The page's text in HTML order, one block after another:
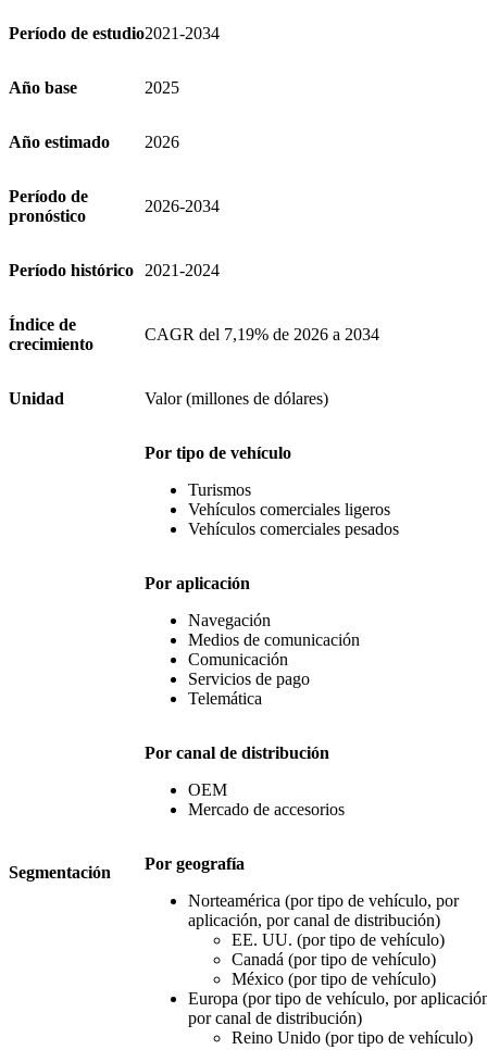
Período de estudio2021-2034
Año base 2025
Año estimado 2026
Período de
pronóstico
2026-2034
Período histórico 2021-2024
Índice de
crecimiento
CAGR del 7,19% de 2026 a 2034
Unidad Valor (millones de dólares)
Segmentación
Por tipo de vehículo
Turismos
Vehículos comerciales ligeros
Vehículos comerciales pesados
Por aplicación
Navegación
Medios de comunicación
Comunicación
Servicios de pago
Telemática
Por canal de distribución
OEM
Mercado de accesorios
Por geografía
Norteamérica (por tipo de vehículo, por
aplicación, por canal de distribución)
EE. UU. (por tipo de vehículo)
Canadá (por tipo de vehículo)
México (por tipo de vehículo)
Europa (por tipo de vehículo, por
por canal de distribución)
Reino Unido (por tipo de vehículo)